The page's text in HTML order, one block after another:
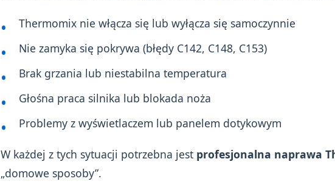
Thermomix nie włącza się lub wyłącza się samoczynnie
Nie zamyka się pokrywa (błędy C142, C148, C153)
Brak grzania lub niestabilna temperatura
Głośna praca silnika lub blokada noża
Problemy z wyświetlaczem lub panelem dotykowym
W każdej z tych sytuacji potrzebna jest profesjonalna naprawa
„domowe sposoby”.